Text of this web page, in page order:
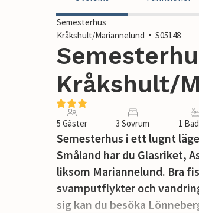
Semesterhus
Kråkshult/Mariannelund
S05148
Kråkshult/
5 Gäster 3 Sovrum 1
Semesterhus i ett lugnt
Småland har du Glasriket,
liksom Mariannelund. Bra
svamputflykter och
sig kan du besöka